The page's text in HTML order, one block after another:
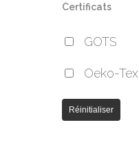
Certificats
GOTS
Oeko-Tex
Réinitialiser